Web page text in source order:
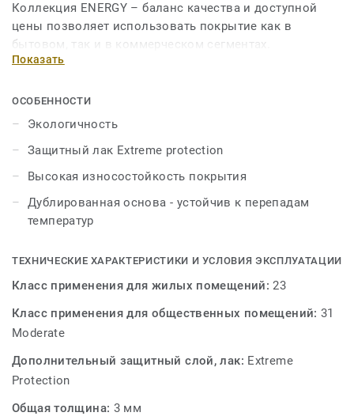
Коллекция ENERGY – баланс качества и доступной
цены позволяет использовать покрытие как в
бытовом, так и в коммерческом сегментах.
Показать
ОСОБЕННОСТИ
Экологичность
Защитный лак Extreme protection
Высокая износостойкость покрытия
Дублированная основа - устойчив к перепадам
температур
ТЕХНИЧЕСКИЕ ХАРАКТЕРИСТИКИ И УСЛОВИЯ ЭКСПЛУАТАЦИИ
Класс применения для жилых помещений:23
Класс применения для общественных помещений:31
Moderate
Дополнительный защитный слой, лак: Extreme
Protection
Общая толщина: 3 мм